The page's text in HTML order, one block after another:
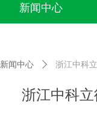
新闻中心
浙江中科
新闻中心 ꄲ 浙江中科